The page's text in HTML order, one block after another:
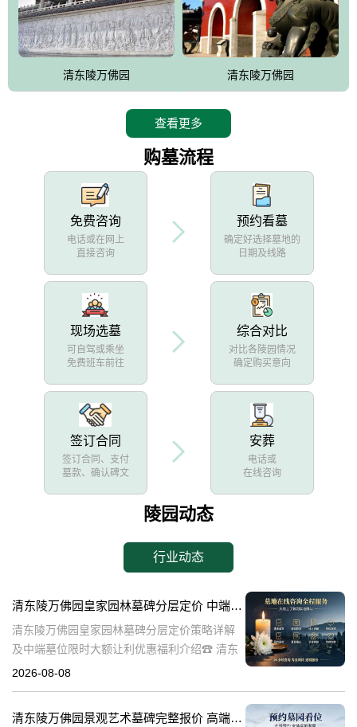
合服务设施，服务于陵园经营，使企业的多元化经营项目相互依
托、相互促进，园区绿化覆盖率达90%。
设计建造各种墓地墓位3万个；主体建筑金宝塔，墓位容量8万个，
能适应不同消费阶层的需求，为客户提供墓碑设计制作服务、特色
清东陵万佛园 清东陵万佛园
查看更多
购墓流程
免费咨询
电话或在网上
直接咨询
预约看墓
确定好选择墓地的
日期及线路
现场选墓
可自驾或乘坐
免费班车前往
综合对比
对比各陵园情况
确定购买意向
签订合同
签订合同、支付
墓款、确认碑文
安葬
电话或
在线咨询
陵园动态
行业动态
清东陵万佛园皇家园林墓碑分层定价 中端墓位限时大额让利详解及优惠福利
清东陵万佛园皇家园林墓碑分层定价策略详解
及中端墓位限时大额让利优惠福利介绍☎ 清东
陵万佛园电话:400-838-5063清东陵万佛园，作
2026-08-08
清东陵万佛园景观艺术墓碑完整报价 高端墓型大额直降活动详解